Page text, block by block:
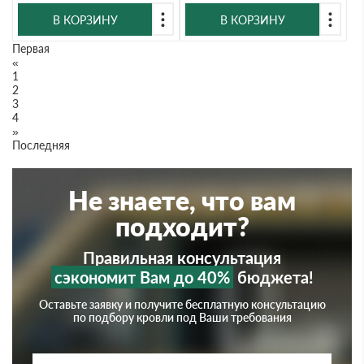
В КОРЗИНУ
В КОРЗИНУ
Первая
«
1
2
3
4
»
Последняя
Не знаете, что вам
подходит?
Правильная консультация
сэкономит Вам до 40% бюджета!
Оставьте заявку и получите бесплатную консультацию
по подбору кровли под Ваши требования